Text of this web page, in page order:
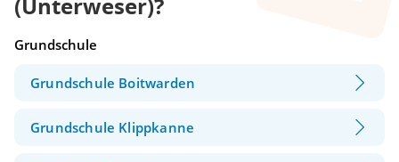
(Unterweser)?
Grundschule
Grundschule Boitwarden
Grundschule Klippkanne